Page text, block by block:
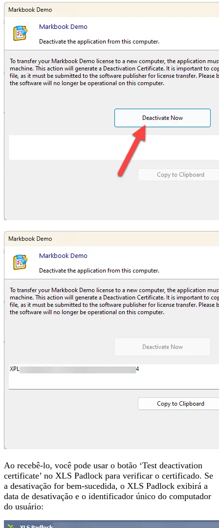
Ao recebê-lo, você pode usar o botão ‘Test deactivation
certificate’ no XLS Padlock para verificar o certificado. Se
a desativação for bem-sucedida, o XLS Padlock exibirá a
data de desativação e o identificador único do computador
do usuário: